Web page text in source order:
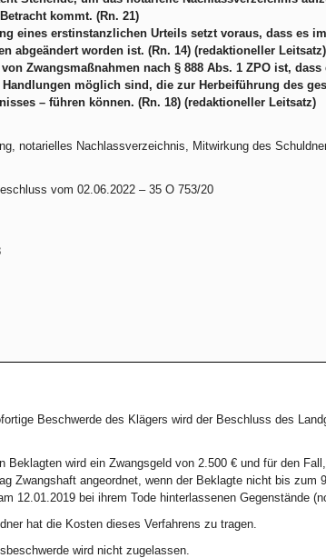
kommt. (Rn. 21)
eines erstinstanzlichen Urteils setzt voraus, dass es
abgeändert worden ist. (Rn. 14) (redaktioneller Leitsatz)
Zwangsmaßnahmen nach § 888 Abs. 1 ZPO ist,
Handlungen möglich sind, die zur Herbeiführung des
– führen können. (Rn. 18) (redaktioneller Leitsatz)
notarielles Nachlassverzeichnis, Mitwirkung des
vom 02.06.2022 – 35 O 753/20
Beschwerde des Klägers wird der Beschluss des
Beklagten wird ein Zwangsgeld von 2.500 € und für den
Zwangshaft angeordnet, wenn der Beklagte nicht bis
12.01.2019 bei ihrem Tode hinterlassenen Gegenstände
hat die Kosten dieses Verfahrens zu tragen.
wird nicht zugelassen.